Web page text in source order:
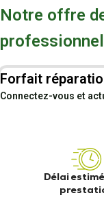
Notre offre
Forfait
Connectez-vous et
Délai